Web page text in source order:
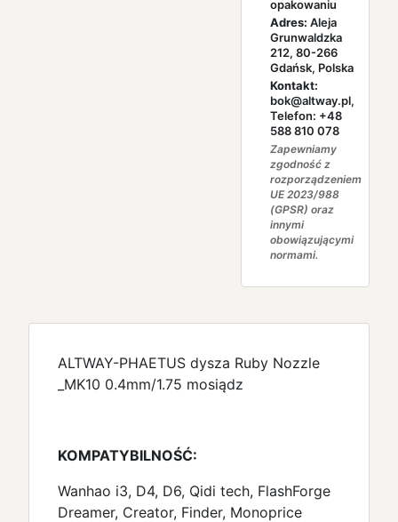
opakowaniu
Adres: Aleja
Grunwaldzka
212, 80-266
Gdańsk, Polska
Kontakt:
bok@altway.pl,
Telefon: +48
588 810 078
Zapewniamy
zgodność z
rozporządzeniem
UE 2023/988
(GPSR) oraz
innymi
obowiązującymi
normami.
ALTWAY-PHAETUS dysza Ruby Nozzle
_MK10 0.4mm/1.75 mosiądz
KOMPATYBILNOŚĆ:
Wanhao i3, D4, D6, Qidi tech, FlashForge
Dreamer, Creator, Finder, Monoprice